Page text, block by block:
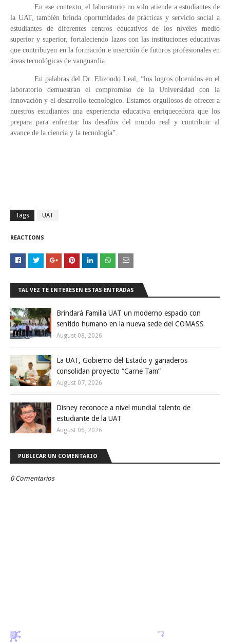
En ese contexto, el laboratorio no solo atiende a estudiantes de
la UAT, también brinda oportunidades de prácticas y servicio social a
estudiantes de diferentes centros educativos de los niveles medio
superior y superior, fortaleciendo lazos con las instituciones educativas
que contribuyen en la formación e inserción de futuros profesionales en
áreas tecnológicas de vanguardia.
En palabras del Dr. Elizondo Leal, “los logros obtenidos en el
laboratorio demuestran el compromiso de la Universidad con la
innovación y el desarrollo tecnológico. Estamos orgullosos de ofrecer a
nuestros estudiantes una experiencia educativa enriquecedora que los
prepara para enfrentar los desafíos del mundo real y contribuir al
avance de la ciencia y la tecnología”.
Tags UAT
REACTIONS
TAL VEZ TE INTERESEN ESTAS ENTRADAS
Brindará Familia UAT un moderno espacio con
sentido humano en la nueva sede del COMASS
August 08, 2026
La UAT, Gobierno del Estado y ganaderos
consolidan proyecto “Carne Tam”
August 07, 2026
Disney reconoce a nivel mundial talento de
estudiante de la UAT
August 06, 2026
PUBLICAR UN COMENTARIO
0 Comentarios